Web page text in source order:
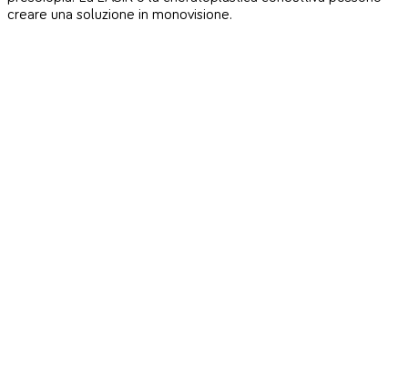
creare una soluzione in monovisione.